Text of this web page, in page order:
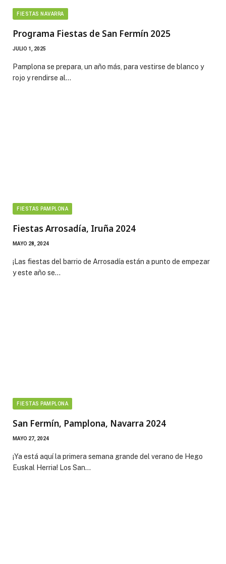
FIESTAS NAVARRA
Programa Fiestas de San Fermín 2025
JULIO 1, 2025
Pamplona se prepara, un año más, para vestirse de blanco y
rojo y rendirse al…
FIESTAS PAMPLONA
Fiestas Arrosadía, Iruña 2024
MAYO 28, 2024
¡Las fiestas del barrio de Arrosadía están a punto de empezar
y este año se…
FIESTAS PAMPLONA
San Fermín, Pamplona, Navarra 2024
MAYO 27, 2024
¡Ya está aquí la primera semana grande del verano de Hego
Euskal Herria! Los San…